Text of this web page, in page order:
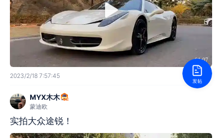
01:07
2023/2/18 7:57:45
MYX木木
蒙迪欧
实拍大众途锐！